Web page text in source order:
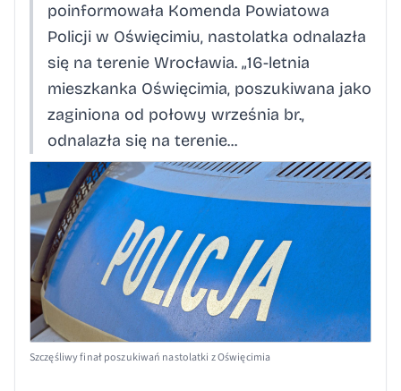
poinformowała Komenda Powiatowa
Policji w Oświęcimiu, nastolatka odnalazła
się na terenie Wrocławia. „16-letnia
mieszkanka Oświęcimia, poszukiwana jako
zaginiona od połowy września br.,
odnalazła się na terenie...
Szczęśliwy finał poszukiwań nastolatki z Oświęcimia